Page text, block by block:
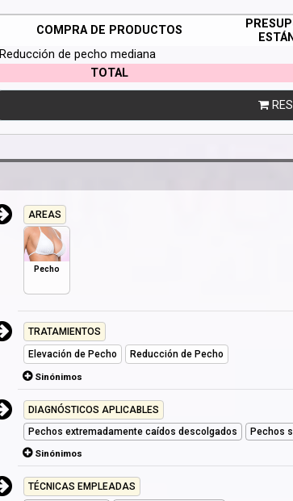
COMPRA DE PRODUCTOS
Reducción de pecho mediana
TOTAL
AREAS
Pecho
TRATAMIENTOS
Elevación de Pecho
Reducción de Pecho
Sinónimos
DIAGNÓSTICOS APLICABLES
Pechos extremadamente caídos descolgados
Pechos
Sinónimos
TÉCNICAS EMPLEADAS